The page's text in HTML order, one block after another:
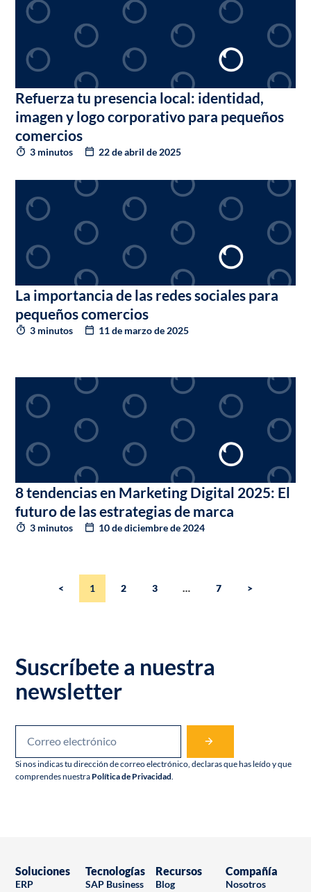
Refuerza tu presencia local: identidad,
imagen y logo corporativo para pequeños
comercios
3 minutos 22 de abril de 2025
La importancia de las redes sociales para
pequeños comercios
3 minutos 11 de marzo de 2025
8 tendencias en Marketing Digital 2025: El
futuro de las estrategias de marca
3 minutos 10 de diciembre de 2024
< 1 2 3 … 7 >
Suscríbete a nuestra
newsletter
Si nos indicas tu dirección de correo electrónico, declaras que has leído y que
comprendes nuestra Política de Privacidad
Soluciones
ERP
Tecnologías
SAP Business
Recursos
Blog
Compañía
Nosotros